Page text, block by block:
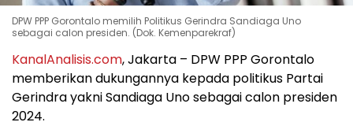
DPW PPP Gorontalo memilih Politikus Gerindra Sandiaga Uno
sebagai calon presiden. (Dok. Kemenparekraf)
KanalAnalisis.com, Jakarta – DPW PPP Gorontalo
memberikan dukungannya kepada politikus Partai
Gerindra yakni Sandiaga Uno sebagai calon presiden
2024.